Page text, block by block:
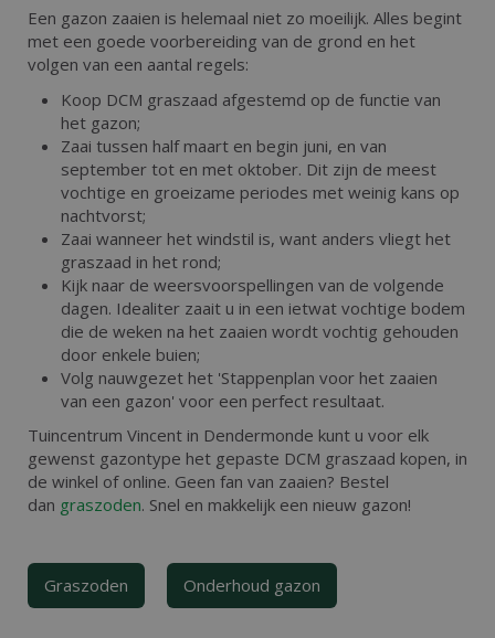
Een gazon zaaien is helemaal niet zo moeilijk. Alles begint
met een goede voorbereiding van de grond en het
volgen van een aantal regels:
Koop DCM graszaad afgestemd op de functie van
het gazon;
Zaai tussen half maart en begin juni, en van
september tot en met oktober. Dit zijn de meest
vochtige en groeizame periodes met weinig kans op
nachtvorst;
Zaai wanneer het windstil is, want anders vliegt het
graszaad in het rond;
Kijk naar de weersvoorspellingen van de volgende
dagen. Idealiter zaait u in een ietwat vochtige bodem
die de weken na het zaaien wordt vochtig gehouden
door enkele buien;
Volg nauwgezet het 'Stappenplan voor het zaaien
van een gazon' voor een perfect resultaat.
Tuincentrum Vincent in Dendermonde kunt u voor elk
gewenst gazontype het gepaste DCM graszaad kopen, in
de winkel of online. Geen fan van zaaien? Bestel
dan graszoden. Snel en makkelijk een nieuw gazon!
Graszoden Onderhoud gazon